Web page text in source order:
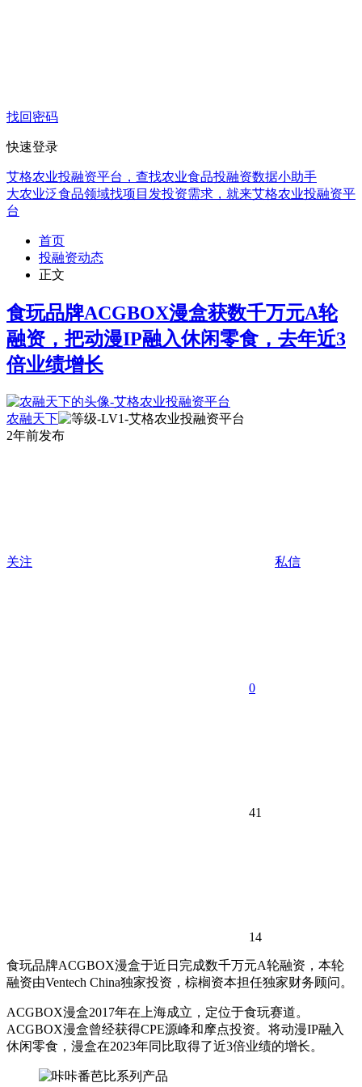
找回密码
快速登录
艾格农业投融资平台，查找农业食品投融资数据小助手
大农业泛食品领域找项目发投资需求，就来艾格农业投融资平
台
首页
投融资动态
正文
食玩品牌ACGBOX漫盒获数千万元A轮
融资，把动漫IP融入休闲零食，去年近3
倍业绩增长
农融天下
2年前发布
关注 私信
0
41
14
食玩品牌ACGBOX漫盒于近日完成数千万元A轮融资，本轮
融资由Ventech China独家投资，棕榈资本担任独家财务顾问。
ACGBOX漫盒2017年在上海成立，定位于食玩赛道。
ACGBOX漫盒曾经获得CPE源峰和摩点投资。将动漫IP融入
休闲零食，漫盒在2023年同比取得了近3倍业绩的增长。